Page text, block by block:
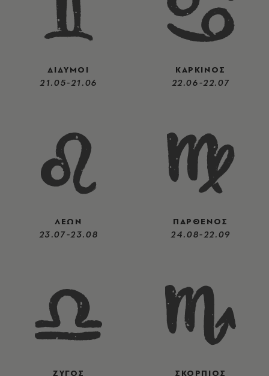
ΔΙΔΥΜΟΙ
21.05-21.06
ΚΑΡΚΙΝΟΣ
22.06-22.07
ΛΕΩΝ
23.07-23.08
ΠΑΡΘΕΝΟΣ
24.08-22.09
ΖΥΓΟΣ ΣΚΟΡΠΙΟΣ